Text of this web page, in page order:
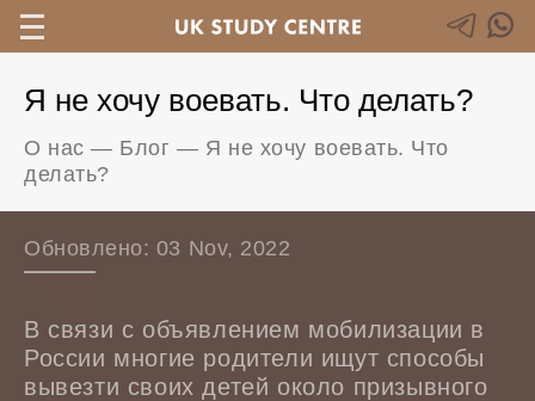
Я не хочу воевать. Что делать?
О нас — Блог — Я не хочу воевать. Что
делать?
Обновлено: 03 Nov, 2022
В связи с объявлением мобилизации в
России многие родители ищут способы
вывезти своих детей около призывного